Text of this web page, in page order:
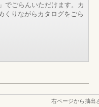
でごらんいただけます。カ
くりながらカタログをごら
右ページから抽出